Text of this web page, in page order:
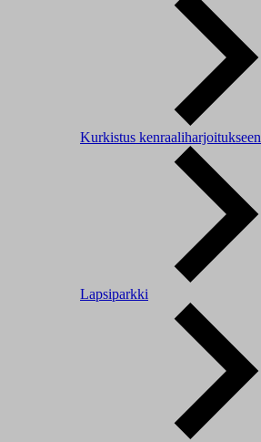
Kurkistus kenraaliharjoitukseen
Lapsiparkki